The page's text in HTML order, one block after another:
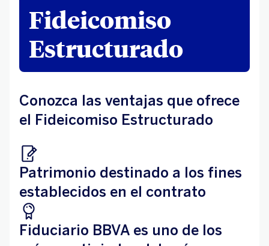
Fideicomiso
Estructurado
Conozca las ventajas que ofrece
el Fideicomiso Estructurado
Patrimonio destinado a los fines
establecidos en el contrato
Fiduciario BBVA es uno de los